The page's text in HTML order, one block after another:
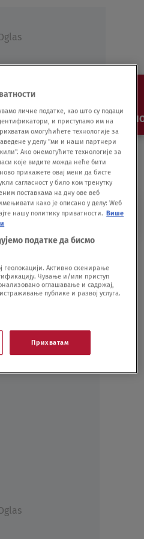
SPORT VIDEO
личне податке, као што су подаци
и приступамо им на
омогућићете технологије за
у делу "ми и наши партнери
Ако онемогућите технологије за
које видите можда неће бити
прикажете овај мени да бисте
сагласност у било ком тренутку
поставкама на дну ове веб
како је описано у делу: Wеб
нашу политику приватности. Више
податке да бисмо
Активно скенирање
Чување и/или приступ
оглашавање и садржај,
публике и развој услуга.
Прихватам